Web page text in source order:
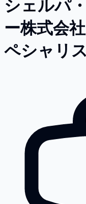
シェルパ
ー株式会社
ペシャリ